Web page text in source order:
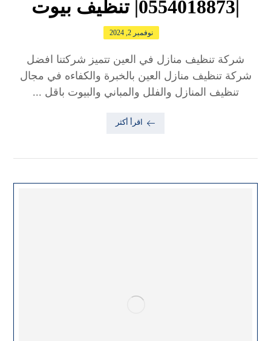
|0554018873| تنظيف بيوت
نوفمبر 2, 2024
شركة تنظيف منازل في العين تتميز شركتنا افضل
شركة تنظيف منازل العين بالخبرة والكفاءه في مجال
تنظيف المنازل والفلل والمباني والبيوت باقل ...
اقرأ أكثر